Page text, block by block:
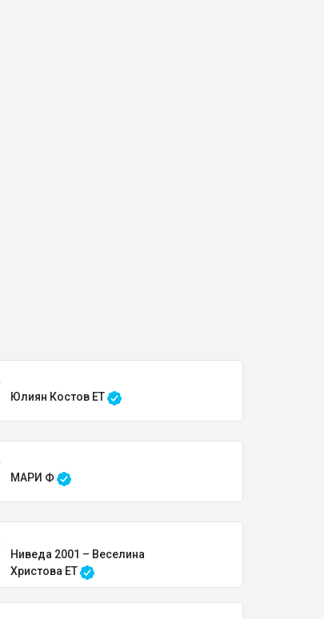
Юлиян Костов ЕТ
МАРИ Ф
Ниведа 2001 – Веселина
Христова ЕТ